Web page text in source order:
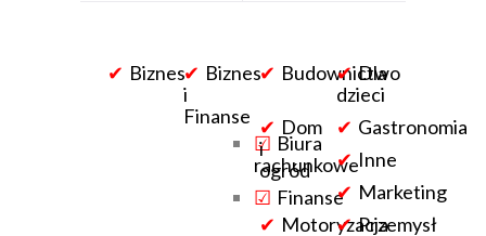
Biznes
Biznes
i
Finanse
Biura
rachunkowe
Finanse
Budownictwo
Dla
dzieci
Dom
i
ogród
Gastronomia
Inne
Marketing
MotoryzacjaPrzemysł